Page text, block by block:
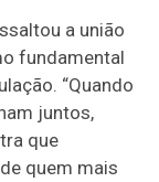
a união
fundamental
“Quando
juntos,
que
quem mais